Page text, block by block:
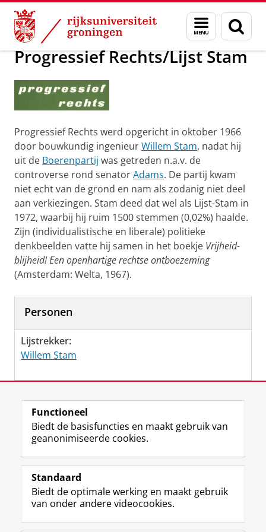
Skip
Content
Skip
Navigation
Menu
en
zoeken
Onderzoek Progressief Rechts/Lijst Stam
Progressief Rechts/Lijst Stam
Progressief Rechts werd opgericht in oktober 1966
door bouwkundig ingenieurWillem Stam, nadat hij
uit de Boerenpartij was getreden n.a.v. de
controverse rond senatorAdams. De partij kwam
niet echt van de grond en nam als zodanig niet deel
aan verkiezingen. Stam deed dat wel als Lijst-Stam in
1972, waarbij hij ruim 1500 stemmen (0,02%) haalde.
Zijn (individualistische en liberale) politieke
denkbeelden vatte hij samen in het boekje Vrijheid-
blijheid! Een openhartige rechtse ontboezeming
(Amsterdam: Welta, 1967).
Personen
Lijstrekker:
Willem Stam
Laatst gewijzigd: 20 februari 2023 15:25
Volg de RUG
F
a
e
b
L
i
k
e
R
S
-
f
I
n
t
Y
o
T
Studiekiezers
Functioneel
Biedt de basisfuncties en maakt gebruik van
geanonimiseerde cookies.
Standaard
Biedt de optimale werking en maakt gebruik
van onder andere videocookies.